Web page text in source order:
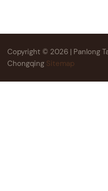
Copyright © 2026 | Panlong
Chongqing Sitemap